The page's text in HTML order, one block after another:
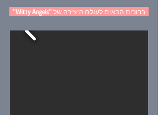
ברוכים הבאים לעולם היצירה של"
Witty Angels
"
!